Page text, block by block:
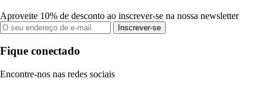
Aproveite 10% de desconto ao inscrever-se na nossa newsletter
Inscrever-se
Fique conectado
Encontre-nos nas redes sociais